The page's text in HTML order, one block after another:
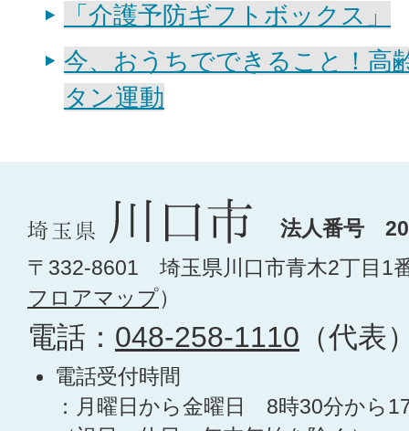
「介護予防ギフトボックス」
今、おうちでできること！高
タン運動
法人番号
〒332-8601 埼玉県川口市青木2丁目1
フロアマップ）
電話： 048-258-1110 （代表
電話受付時間
：月曜日から金曜日 8時30分から